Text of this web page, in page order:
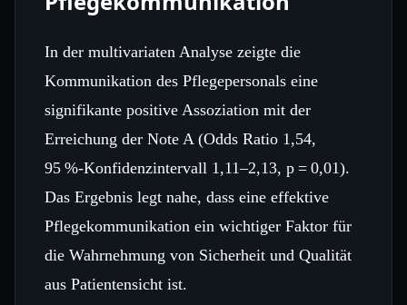
In der multivariaten Analyse zeigte die
Kommunikation des Pflegepersonals eine
signifikante positive Assoziation mit der
Erreichung der Note A (Odds Ratio 1,54,
95 %‑Konfidenzintervall 1,11–2,13, p = 0,01).
Das Ergebnis legt nahe, dass eine effektive
Pflegekommunikation ein wichtiger Faktor für
die Wahrnehmung von Sicherheit und Qualität
aus Patientensicht ist.